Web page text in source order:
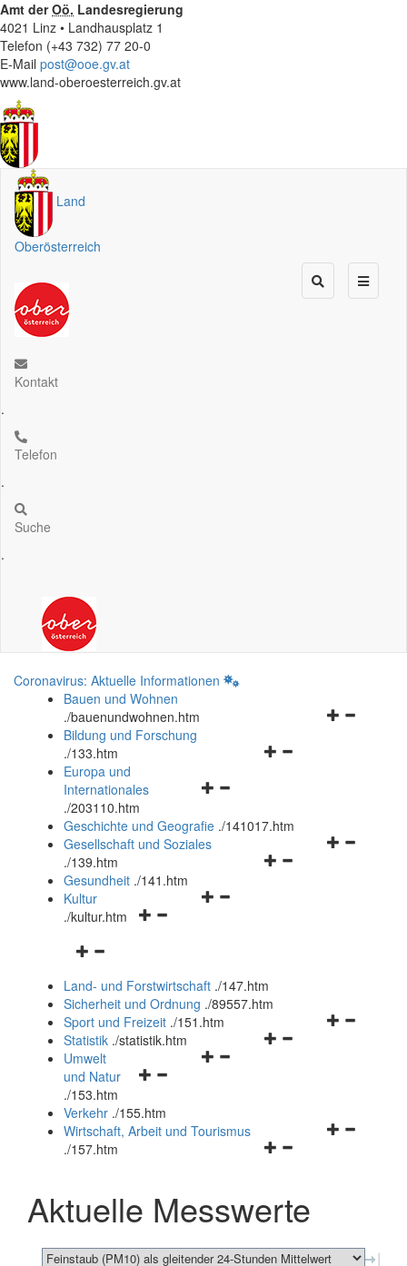
Amt derOö. Landesregierung
4021 Linz • Landhausplatz 1
Telefon (+43 732) 77 20-0
E-Mail post@ooe.gv.at
www.land-oberoesterreich.gv.at
Land
Oberösterreich
Kontakt
.
Telefon
.
Suche
.
Coronavirus: Aktuelle Informationen
Bauen und Wohnen
./bauenundwohnen.htm
Navigationsmenü
Bildung und Forschung
./133.htm
Navigationsmenü
und
schließen
Europa und
Internationales
./203110.htm
Geschichte und Geografie ./141017.htm
Navigationsmenü
Gesellschaft und Soziales
./139.htm
Navigationsmenü
Gesundheit ./141.htm
Navigationsmenü
Kultur
./kultur.htm
Navigationsmenü
und
schließen
Land- und Forstwirtschaft ./147.htm
Sicherheit und Ordnung ./89557.htm
Navigationsmenü
Sport und Freizeit ./151.htm
Navigationsmenü
Statistik ./statistik.htm
Navigationsmenü
und
schließen
Umwelt
und Natur
./153.htm
Verkehr ./155.htm
Navigationsmenü
schließen
Wirtschaft, Arbeit und Tourismus
./157.htm
Aktuelle Messwerte